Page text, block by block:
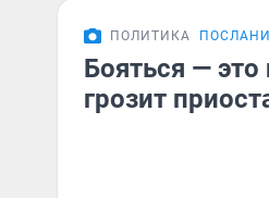
ПОЛИТИКА
Бояться —
грозит